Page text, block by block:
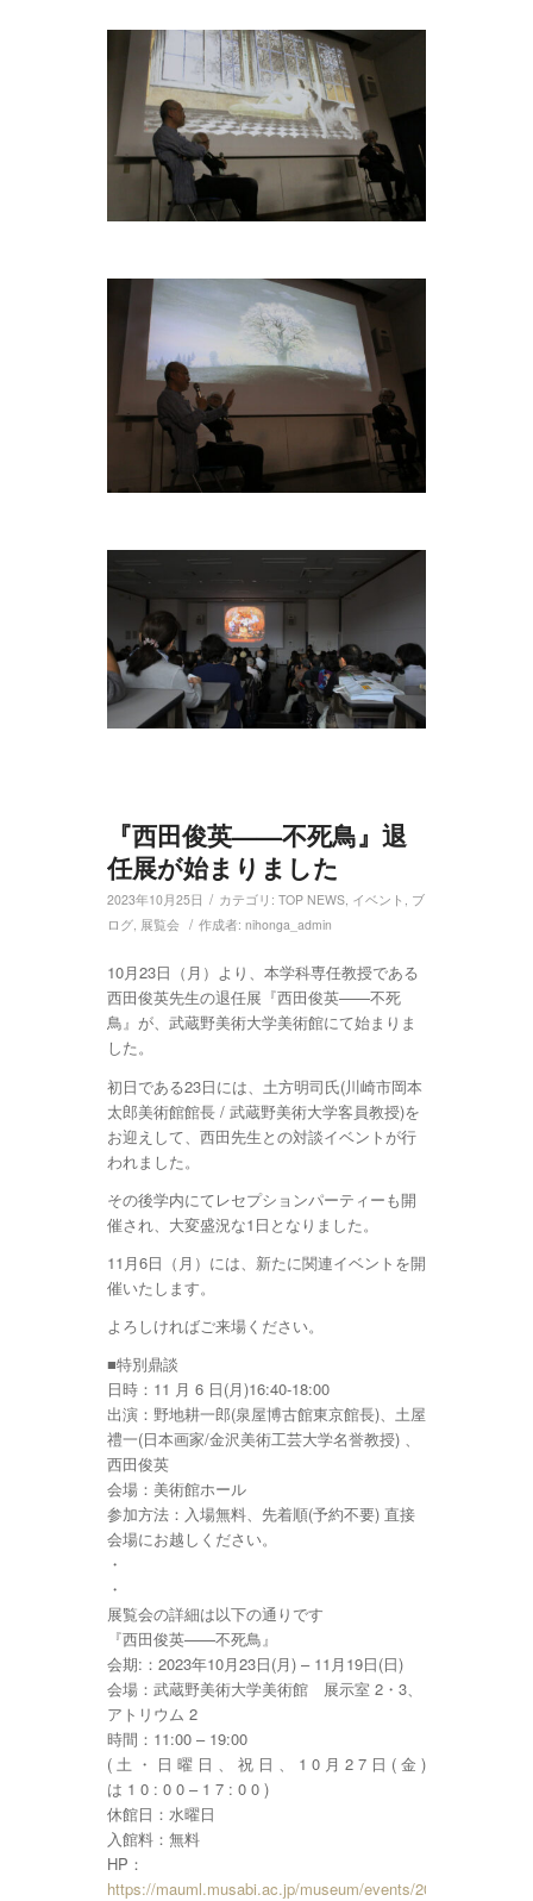
『西田俊英——不死鳥』退
任展が始まりました
2023年10月25日 / カテゴリ: TOP NEWS, イベント , ブ
ログ, 展覧会 / 作成者: nihonga_admin
10月23日（月）より、本学科専任教授である
西田俊英先生の退任展『西田俊英——不死
鳥』が、武蔵野美術大学美術館にて始まりま
した。
初日である23日には、土方明司氏(川崎市岡本
太郎美術館館長 / 武蔵野美術大学客員教授)を
お迎えして、西田先生との対談イベントが行
われました。
その後学内にてレセプションパーティーも開
催され、大変盛況な1日となりました。
11月6日（月）には、新たに関連イベントを開
催いたします。
よろしければご来場ください。
■特別鼎談
日時：11 月 6 日(月)16:40-18:00
出演：野地耕一郎(泉屋博古館東京館長)、土屋
禮一(日本画家/金沢美術工芸大学名誉教授) 、
西田俊英
会場：美術館ホール
参加方法：入場無料、先着順(予約不要) 直接
会場にお越しください。
・
・
展覧会の詳細は以下の通りです
『西田俊英——不死鳥』
会期:：2023年10月23日(月) – 11月19日(日)
会場：武蔵野美術大学美術館 展示室 2・3、
アトリウム 2
時間：11:00 – 19:00
( 土 ・ 日 曜 日 、 祝 日 、 1 0 月 2 7 日 ( 金 )
は 1 0 : 0 0 – 1 7 : 0 0 )
休館日：水曜日
入館料：無料
HP：
https://mauml.musabi.ac.jp/museum/events/20679/